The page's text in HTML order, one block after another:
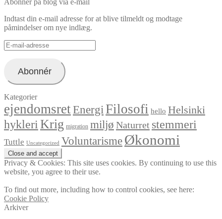
Indtast din e-mail adresse for at blive tilmeldt og modtage
påmindelser om nye indlæg.
E-
mail-
Abonnér
Kategorier
ejendomsretEnergi Filosofi hello Helsinki
hykleri Krig migration miljø Naturret stemmeri
Tuttle Uncategorized VoluntarismeØkonomi
Privacy & Cookies: This site uses cookies. By continuing to use this
website, you agree to their use.
To find out more, including how to control cookies, see here:
Cookie Policy
Arkiver